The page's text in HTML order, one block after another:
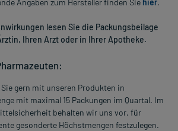
Angaben zum Hersteller finden Sie hier.
lesen Sie die Packungsbeilage
Ihren Arzt oder in Ihrer Apotheke.
gern mit unseren Produkten in
mit maximal 15 Packungen im Quartal. Im
behalten wir uns vor, für
gesonderte Höchstmengen festzulegen.